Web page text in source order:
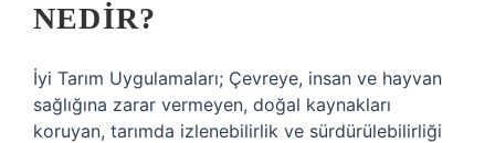
NEDIR?
İyi Tarım Uygulamaları; Çevreye, insan ve hayvan
sağlığına zarar vermeyen, doğal kaynakları
koruyan, tarımda izlenebilirlik ve sürdürülebilirliği